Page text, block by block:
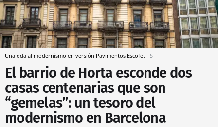
Una oda al modernismo en versión Pavimentos Escofet IS
El barrio de Horta esconde dos
casas centenarias que son
“gemelas”: un tesoro del
modernismo en Barcelona